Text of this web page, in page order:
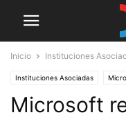
Inicio Instituciones
Instituciones Asociadas
Microsoft